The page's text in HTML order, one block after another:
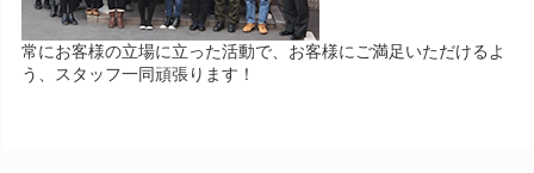
常にお客様の立場に立った活動で、お客様にご満足いただけるよ
う、スタッフ一同頑張ります！